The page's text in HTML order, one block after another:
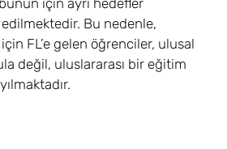
için ayrı hedefler
Bu nedenle,
FL’e gelen öğrenciler, ulusal
değil, uluslararası bir eğitim